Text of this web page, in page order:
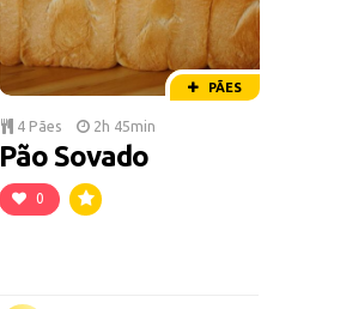
PÃES
4 Pães 2h 45min
Pão Sovado
0